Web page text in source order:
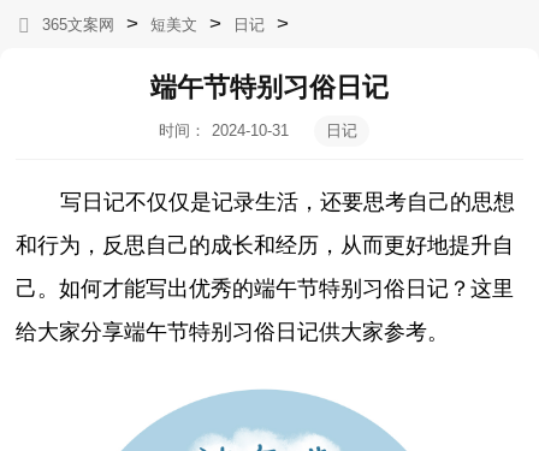
365文案网 > 短美文 > 日记 >
端午节特别习俗日记
时间：
2024-10-31
日记
写日记不仅仅是记录生活，还要思考自己的思想
和行为，反思自己的成长和经历，从而更好地提升自
己。如何才能写出优秀的端午节特别习俗日记？这里
给大家分享端午节特别习俗日记供大家参考。